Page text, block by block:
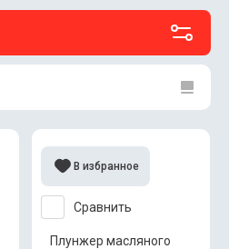
Сравнить
В избранное
Плунжер масляного